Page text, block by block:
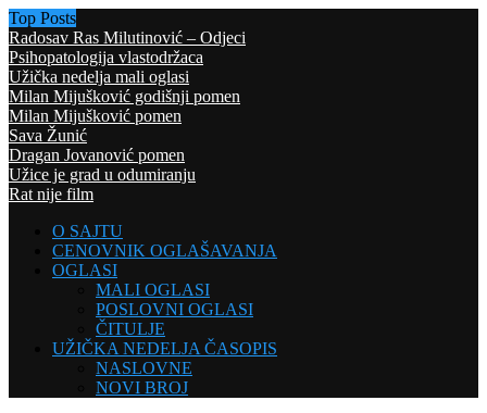
Top Posts
Radosav Ras Milutinović – Odjeci
Psihopatologija vlastodržaca
Užička nedelja mali oglasi
Milan Mijušković godišnji pomen
Milan Mijušković pomen
Sava Žunić
Dragan Jovanović pomen
Užice je grad u odumiranju
Rat nije film
O SAJTU
CENOVNIK OGLAŠAVANJA
OGLASI
MALI OGLASI
POSLOVNI OGLASI
ČITULJE
UŽIČKA NEDELJA ČASOPIS
NASLOVNE
NOVI BROJ